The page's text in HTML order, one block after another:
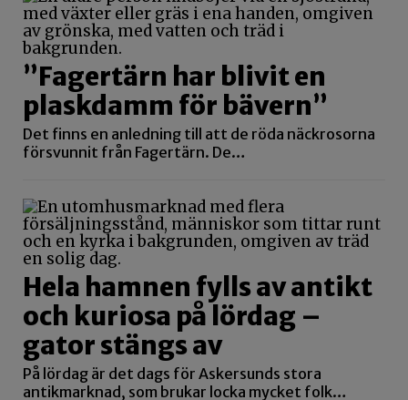
”Fagertärn har blivit en
plaskdamm för bävern”
Det finns en anledning till att de röda näckrosorna
försvunnit från Fagertärn. De…
Hela hamnen fylls av antikt
och kuriosa på lördag –
gator stängs av
På lördag är det dags för Askersunds stora
antikmarknad, som brukar locka mycket folk…